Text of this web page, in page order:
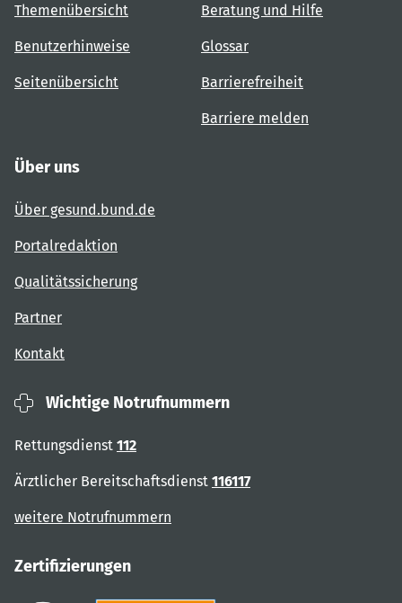
Themenübersicht
Benutzerhinweise
Seitenübersicht
Beratung und Hilfe
Glossar
Barrierefreiheit
Barriere melden
Über uns
Über gesund.bund.de
Portalredaktion
Qualitätssicherung
Partner
Kontakt
Wichtige Notrufnummern
Rettungsdienst 112
Ärztlicher Bereitschaftsdienst 116117
weitere Notrufnummern
Zertifizierungen